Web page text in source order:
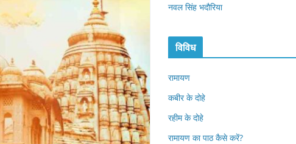
नवल सिंह भदौरिया
विविध
रामायण
कबीर के दोहे
रहीम के दोहे
रामायण का पाठ कैसे करें?